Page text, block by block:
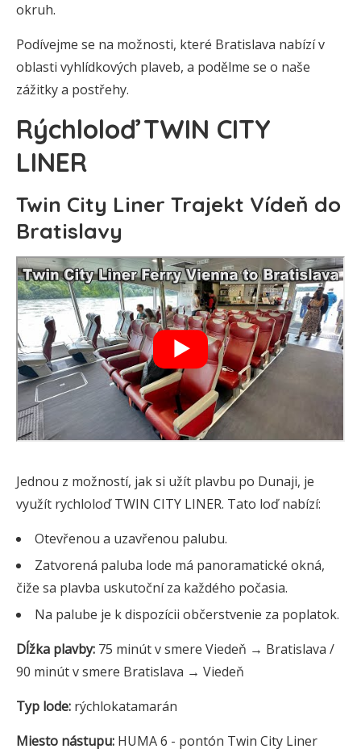
okruh.
Podívejme se na možnosti, které Bratislava nabízí v
oblasti vyhlídkových plaveb, a podělme se o naše
zážitky a postřehy.
Rýchloloď TWIN CITY
LINER
Twin City Liner Trajekt Vídeň do
Bratislavy
Jednou z možností, jak si užít plavbu po Dunaji, je
využít rychloloď TWIN CITY LINER. Tato loď nabízí:
Otevřenou a uzavřenou palubu.
Zatvorená paluba lode má panoramatické okná,
čiže sa plavba uskutoční za každého počasia.
Na palube je k dispozícii občerstvenie za poplatok.
Dĺžka plavby: 75 minút v smere Viedeň → Bratislava /
90 minút v smere Bratislava → Viedeň
Typ lode: rýchlokatamarán
Miesto nástupu: HUMA 6 - pontón Twin City Liner